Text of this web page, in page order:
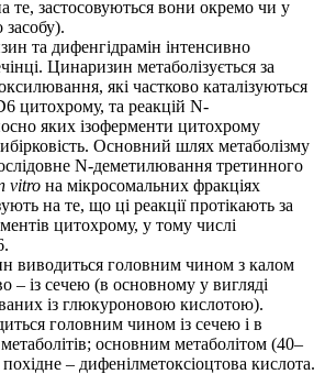
те, застосовуються вони окремо чи у
засобу).
та дифенгідрамін інтенсивно
Цинаризин метаболізується за
які частково каталізуються
цитохрому, та реакцій N-
яких ізоферменти цитохрому
Основний шлях метаболізму
N-деметилювання третинного
vitro на мікросомальних фракціях
на те, що ці реакції протікають за
цитохрому, у тому числі
виводиться головним чином з калом
– із сечею (в основному у вигляді
із глюкуроновою кислотою).
головним чином із сечею і в
основним метаболітом (40–
– дифенілметоксіоцтова кислота.